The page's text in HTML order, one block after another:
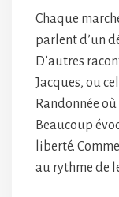
Chaque
parlent d’un
D’autres
Jacques, ou
Randonnée
Beaucoup
liberté.
au rythme de